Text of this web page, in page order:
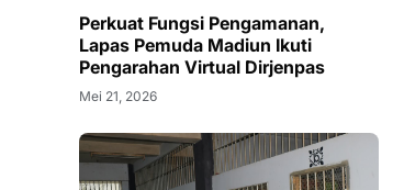
Perkuat Fungsi Pengamanan,
Lapas Pemuda Madiun Ikuti
Pengarahan Virtual Dirjenpas
Mei 21, 2026